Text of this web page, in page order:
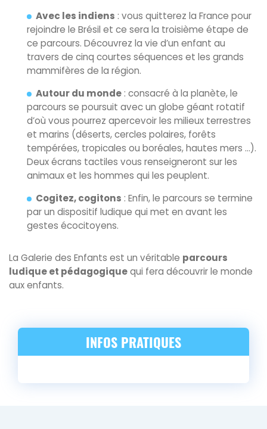
Avec les indiens : vous quitterez la France pour
rejoindre le Brésil et ce sera la troisième étape de
ce parcours. Découvrez la vie d’un enfant au
travers de cinq courtes séquences et les grands
mammifères de la région.
Autour du monde : consacré à la planète, le
parcours se poursuit avec un globe géant rotatif
d’où vous pourrez apercevoir les milieux terrestres
et marins (déserts, cercles polaires, forêts
tempérées, tropicales ou boréales, hautes mers …).
Deux écrans tactiles vous renseigneront sur les
animaux et les hommes qui les peuplent.
Cogitez, cogitons : Enfin, le parcours se termine
par un dispositif ludique qui met en avant les
gestes écocitoyens.
La Galerie des Enfants est un véritable parcours
ludique et pédagogiquequi fera découvrir le monde
aux enfants.
INFOS PRATIQUES